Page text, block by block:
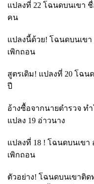
แปลงที่ 22 โฉนดบนเขา ชื่
คน
แปลงนี้ด้วย! โฉนดบนเข
เพิกถอน
สูตรเดิม! แปลงที่ 20 โฉน
ปี
อ้างซื้อจากนายตำรวจ ท
แปลง 19 อ่าวนาง
แปลงที่ 18 ! โฉนดบนเขา
เพิกถอน
ตัวอย่าง! โฉนดบนเขาติ